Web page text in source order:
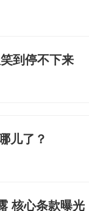
到停不下来
儿了？
核心条款曝光